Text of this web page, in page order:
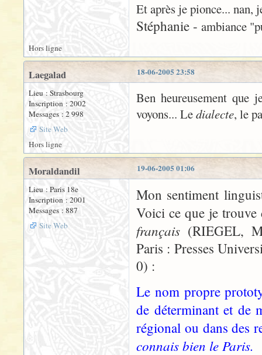
Et après je pionce... nan,
Stéphanie - ambiance
Hors ligne
18-06-2005 23:58
Laegalad
Lieu : Strasbourg
Inscription : 2002
Messages : 2 998
Site Web
Ben heureusement que
voyons... Ledialecte, le
Hors ligne
19-06-2005 01:06
Moraldandil
Lieu : Paris 18e
Inscription : 2001
Messages : 887
Site Web
Mon sentiment
Voici ce que je
français (RIEGEL,
Paris : Presses
0) :
Le nom propre
de déterminant et de
régional ou dans des
connais bien le Paris.